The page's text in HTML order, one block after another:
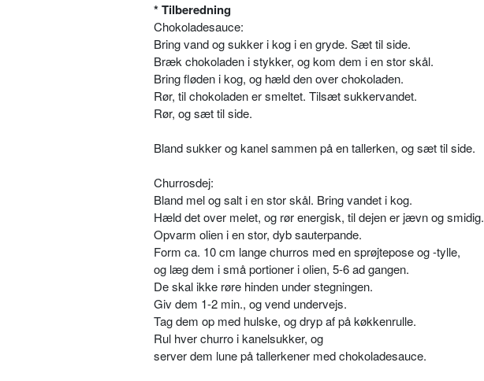
* Tilberedning
Chokoladesauce:
Bring vand og sukker i kog i en gryde. Sæt til side.
Bræk chokoladen i stykker, og kom dem i en stor skål.
Bring fløden i kog, og hæld den over chokoladen.
Rør, til chokoladen er smeltet. Tilsæt sukkervandet.
Rør, og sæt til side.
Bland sukker og kanel sammen på en tallerken, og sæt til side.
Churrosdej:
Bland mel og salt i en stor skål. Bring vandet i kog.
Hæld det over melet, og rør energisk, til dejen er jævn og smidig.
Opvarm olien i en stor, dyb sauterpande.
Form ca. 10 cm lange churros med en sprøjtepose og -tylle,
og læg dem i små portioner i olien, 5-6 ad gangen.
De skal ikke røre hinden under stegningen.
Giv dem 1-2 min., og vend undervejs.
Tag dem op med hulske, og dryp af på køkkenrulle.
Rul hver churro i kanelsukker, og
server dem lune på tallerkener med chokoladesauce.